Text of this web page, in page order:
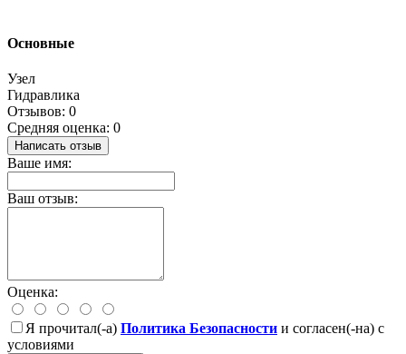
Основные
Узел
Гидравлика
Отзывов: 0
Средняя оценка: 0
Написать отзыв
Ваше имя:
Ваш отзыв:
Оценка:
Я прочитал(-а) Политика Безопасности и согласен(-на) с
условиями